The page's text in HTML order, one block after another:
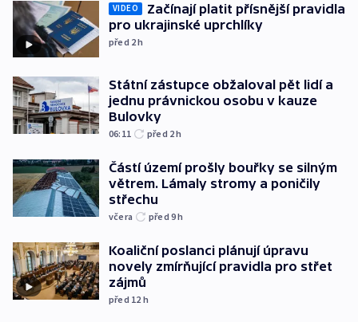
VIDEO
Začínají platit přísnější pravidla
pro ukrajinské uprchlíky
před 2h
Státní zástupce obžaloval pět lidí a
jednu právnickou osobu v kauze
Bulovky
06:11 před 2h
Částí území prošly bouřky se silným
větrem. Lámaly stromy a poničily
střechu
včera před 9h
Koaliční poslanci plánují úpravu
novely zmírňující pravidla pro střet
zájmů
před 12 h